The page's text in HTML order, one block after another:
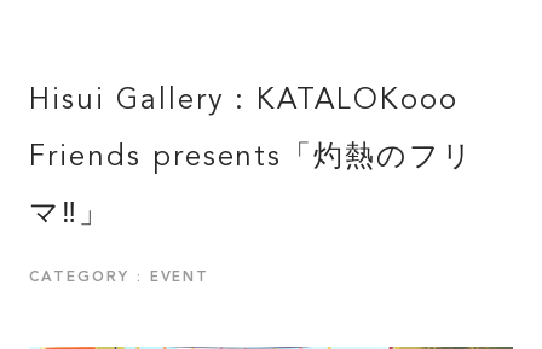
Hisui Gallery : KATALOKooo
Friends presents「灼熱のフリ
マ‼︎」
CATEGORY : EVENT